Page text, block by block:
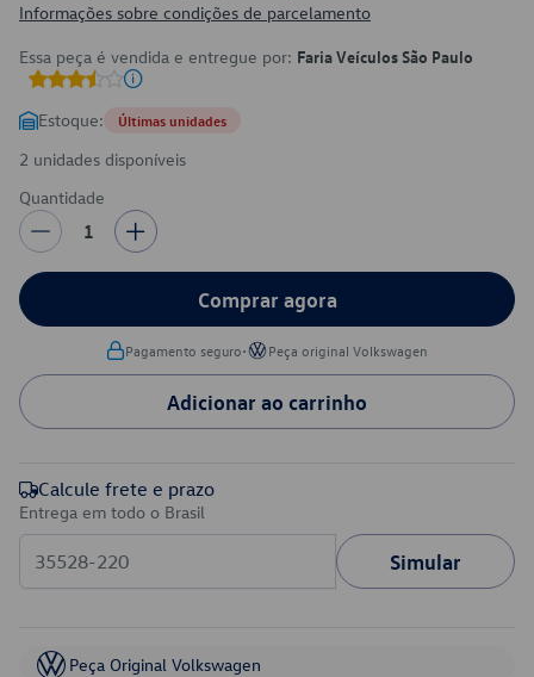
Informações sobre condições de parcelamento
Essa peça é vendida e entregue por: Faria Veículos São Paulo
Estoque: Últimas unidades
2 unidades disponíveis
Quantidade
1
Comprar agora
Pagamento seguro• Peça original Volkswagen
Adicionar ao carrinho
Calcule frete e prazo
Entrega em todo o Brasil
Simular
Peça Original Volkswagen